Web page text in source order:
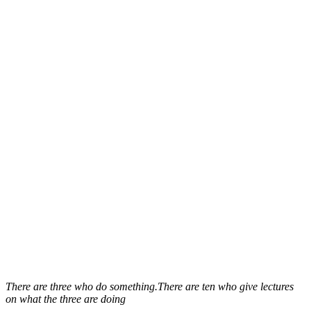
There are three who do something.There are ten who give lectures
on what the three are doing